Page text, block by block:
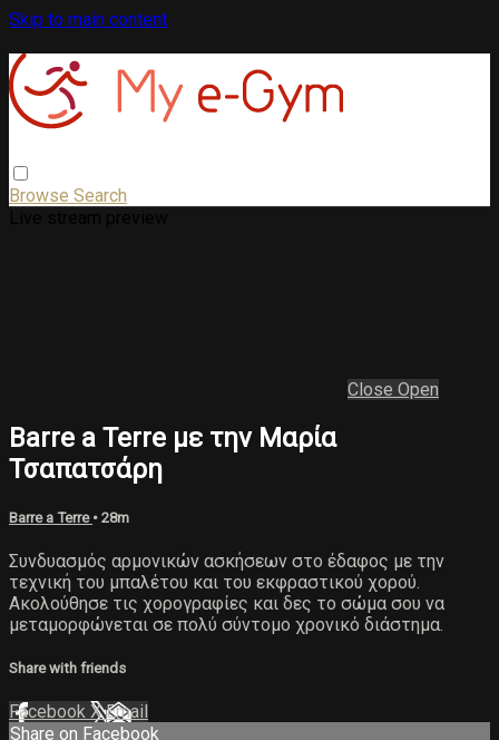
Skip to main content
Browse Search
Close Open
Barre a Terre με την Μαρία
Τσαπατσάρη
Barre a Terre • 28m
Συνδυασμός αρμονικών ασκήσεων στο έδαφος με την
τεχνική του μπαλέτου και του εκφραστικού χορού.
Ακολούθησε τις χορογραφίες και δες το σώμα σου να
μεταμορφώνεται σε πολύ σύντομο χρονικό διάστημα.
Share with friends
Facebook XEmail
Share on Facebook